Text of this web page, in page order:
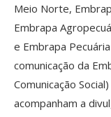
Meio Norte,
Embrapa
e Embrapa
comunicação da
Comunicação
acompanham a